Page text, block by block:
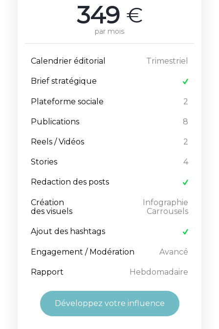
349 €
par mois
Calendrier éditorial Trimestriel
Brief stratégique
Plateforme sociale 2
Publications 8
Reels / Vidéos 2
Stories 4
Redaction des posts
Création
des visuels
Infographie
Carrousels
Ajout des hashtags
Engagement / Modération Avancé
Rapport Hebdomadaire
Développez votre influence